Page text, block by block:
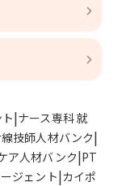
ナース専科 就
技師人材バンク
ア人材バンク PT
ジェント カイポ